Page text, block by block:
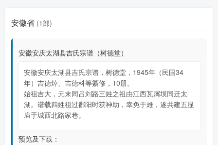
安徽省 (1部)
安徽安庆太湖县吉氏宗谱（树德堂）
安徽安庆太湖县吉氏宗谱，树德堂，1945年（民国34
年）吉德焯、吉德科等纂修，10册。
始祖吉大，元末同吕刘路三姓之祖由江西瓦屑坝同迁太
湖。谱载四姓祖过鄱阳时获神助，幸免于难，遂共建五显
庙于城西北路家巷。
预览及下载：